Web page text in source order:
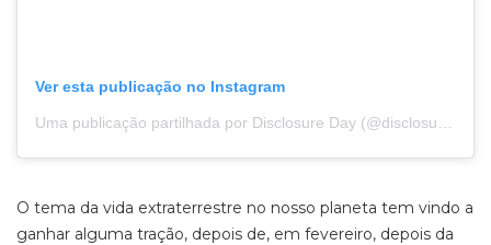
Ver esta publicação no Instagram
O tema da vida extraterrestre no nosso planeta tem vindo a
ganhar alguma tração, depois de, em fevereiro, depois da